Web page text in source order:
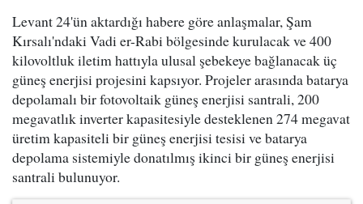
Levant 24'ün aktardığı habere göre anlaşmalar, Şam
Kırsalı'ndaki Vadi er-Rabi bölgesinde kurulacak ve 400
kilovoltluk iletim hattıyla ulusal şebekeye bağlanacak üç
güneş enerjisi projesini kapsıyor. Projeler arasında batarya
depolamalı bir fotovoltaik güneş enerjisi santrali, 200
megavatlık inverter kapasitesiyle desteklenen 274 megavat
üretim kapasiteli bir güneş enerjisi tesisi ve batarya
depolama sistemiyle donatılmış ikinci bir güneş enerjisi
santrali bulunuyor.